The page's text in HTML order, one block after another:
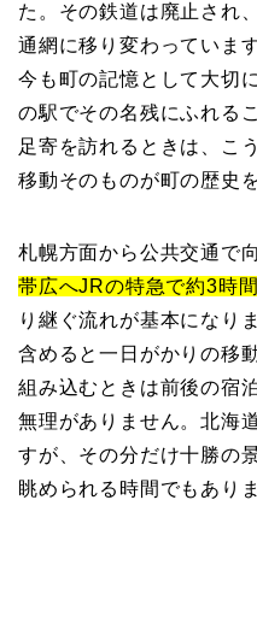
た。その鉄道は廃止され
通網に移り変わっていま
今も町の記憶として大切
の駅でその名残にふれる
足寄を訪れるときは、こ
移動そのものが町の歴史
札幌方面から公共交通で
帯広へJRの特急で約3時
り継ぐ流れが基本になり
含めると一日がかりの移
組み込むときは前後の宿
無理がありません。北海
すが、その分だけ十勝の
眺められる時間でもありま